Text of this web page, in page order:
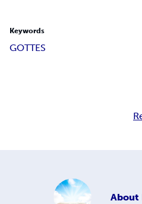
Keywords
GOTTES
About